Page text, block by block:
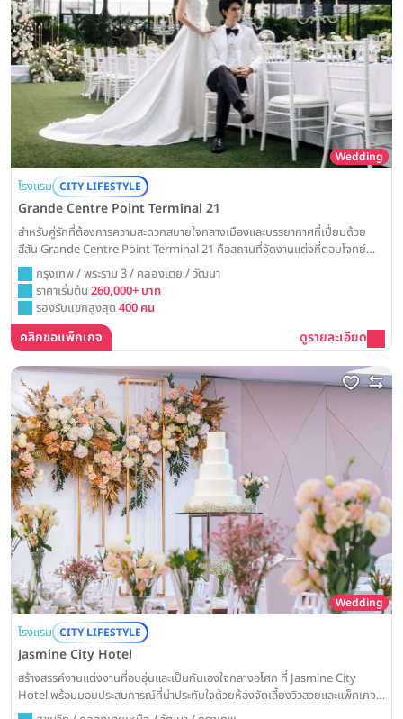
Wedding
โรงแรม CITY LIFESTYLE
Grande Centre Point Terminal 21
สำหรับคู่รักที่ต้องการความสะดวกสบายใจกลางเมืองและบรรยากาศที่เปี่ยมด้วย
สีสัน Grande Centre Point Terminal 21 คือสถานที่จัดงานแต่งที่ตอบโจทย์
ด้วยทำเลที่เชื่อมต่อทุกการเดินทางและห้องบอลรูมที่เห็นวิวเมืองที่มีชีวิตชีวา
กรุงเทพ / พระราม 3 / คลองเตย / วัฒนา
ราคาเริ่มต้น 260,000+ บาท
รองรับแขกสูงสุด 400 คน
คลิกขอแพ็กเกจ ดูรายละเอียด
Wedding
โรงแรม CITY LIFESTYLE
Jasmine City Hotel
สร้างสรรค์งานแต่งงานที่อบอุ่นและเป็นกันเองใจกลางอโศก ที่ Jasmine City
Hotel พร้อมมอบประสบการณ์ที่น่าประทับใจด้วยห้องจัดเลี้ยงวิวสวยและแพ็คเกจที่
คุ้มค่า ให้วันสำคัญของคุณเต็มไปด้วยรอยยิ้มและความสุข